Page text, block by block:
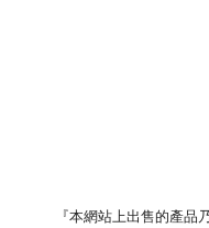
『本網站上出售的產品